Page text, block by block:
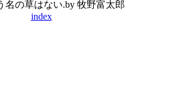
名の草はない.by 牧野富太郎
index